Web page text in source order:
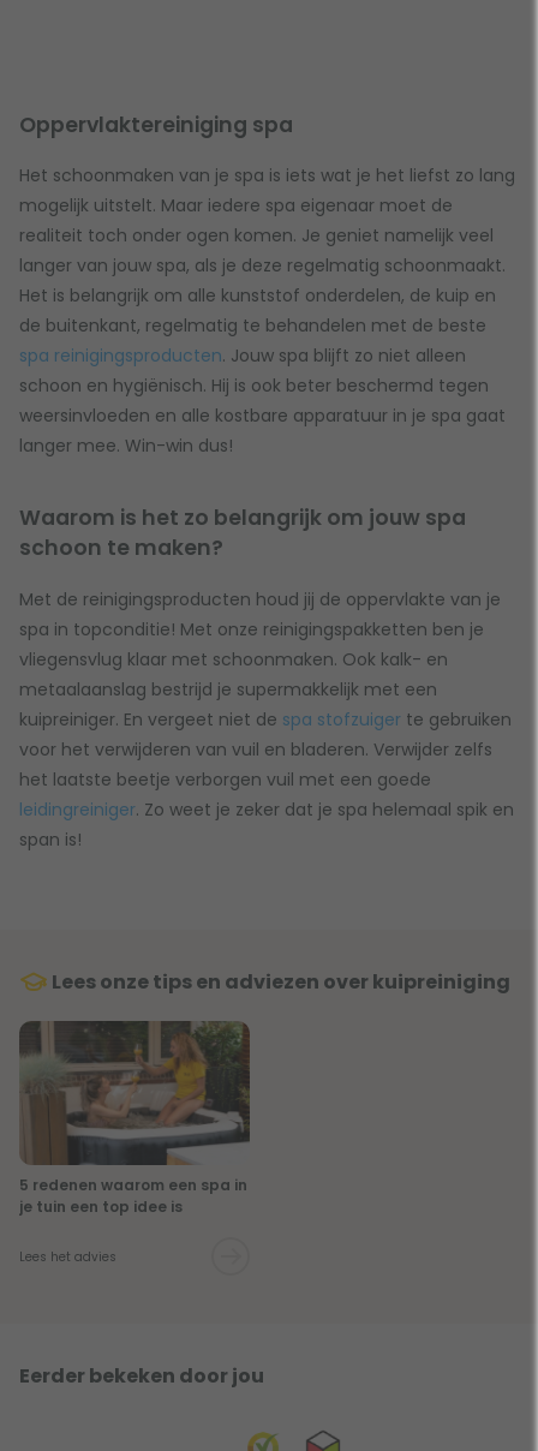
Oppervlaktereiniging spa
Het schoonmaken van je spa is iets wat je het liefst zo lang
mogelijk uitstelt. Maar iedere spa eigenaar moet de
realiteit toch onder ogen komen. Je geniet namelijk veel
langer van jouw spa, als je deze regelmatig schoonmaakt.
Het is belangrijk om alle kunststof onderdelen, de kuip en
de buitenkant, regelmatig te behandelen met de beste
spa reinigingsproducten. Jouw spa blijft zo niet alleen
schoon en hygiënisch. Hij is ook beter beschermd tegen
weersinvloeden en alle kostbare apparatuur in je spa gaat
langer mee. Win-win dus!
Waarom is het zo belangrijk om jouw spa
schoon te maken?
Met de reinigingsproducten houd jij de oppervlakte van je
spa in topconditie! Met onze reinigingspakketten ben je
vliegensvlug klaar met schoonmaken. Ook kalk- en
metaalaanslag bestrijd je supermakkelijk met een
kuipreiniger. En vergeet niet de spa stofzuiger te gebruiken
voor het verwijderen van vuil en bladeren. Verwijder zelfs
het laatste beetje verborgen vuil met een goede
leidingreiniger. Zo weet je zeker dat je spa helemaal spik en
span is!
Lees onze tips en adviezen over kuipreiniging
5 redenen waarom een spa in
je tuin een top idee is
Lees het advies
Eerder bekeken door jou